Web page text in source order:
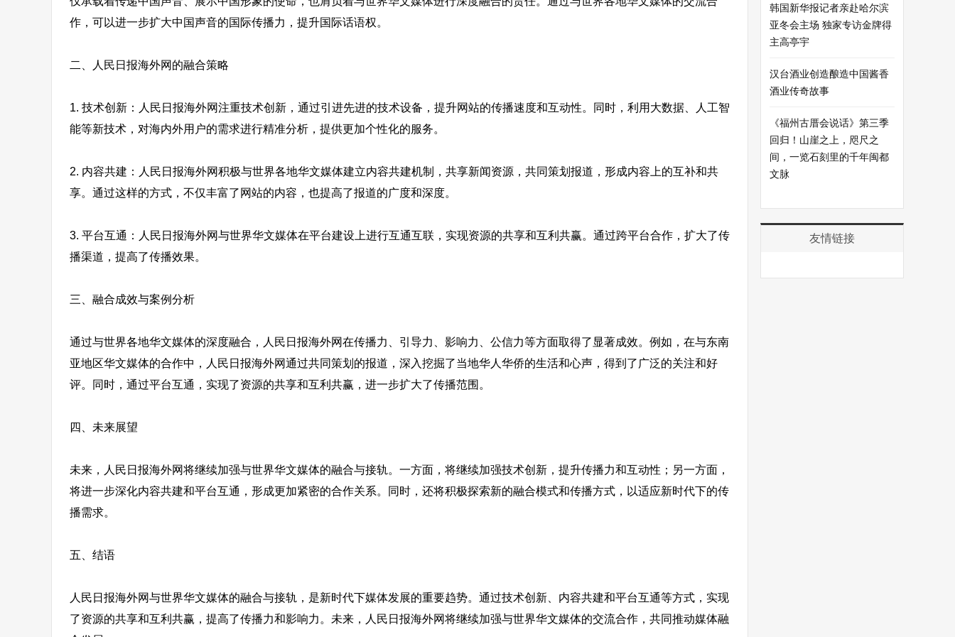
作，可以进一步扩大中国声音的国际传播力，提升国际话语权。
二、人民日报海外网的融合策略
1. 技术创新：人民日报海外网注重技术创新，通过引进先进的技术设备，提升网站的传播速度和互动性。同时，利用大数据、人工智
能等新技术，对海内外用户的需求进行精准分析，提供更加个性化的服务。
2. 内容共建：人民日报海外网积极与世界各地华文媒体建立内容共建机制，共享新闻资源，共同策划报道，形成内容上的互补和共
享。通过这样的方式，不仅丰富了网站的内容，也提高了报道的广度和深度。
3. 平台互通：人民日报海外网与世界华文媒体在平台建设上进行互通互联，实现资源的共享和互利共赢。通过跨平台合作，扩大了传
播渠道，提高了传播效果。
三、融合成效与案例分析
通过与世界各地华文媒体的深度融合，人民日报海外网在传播力、引导力、影响力、公信力等方面取得了显著成效。例如，在与东南
亚地区华文媒体的合作中，人民日报海外网通过共同策划的报道，深入挖掘了当地华人华侨的生活和心声，得到了广泛的关注和好
评。同时，通过平台互通，实现了资源的共享和互利共赢，进一步扩大了传播范围。
四、未来展望
未来，人民日报海外网将继续加强与世界华文媒体的融合与接轨。一方面，将继续加强技术创新，提升传播力和互动性；另一方面，
将进一步深化内容共建和平台互通，形成更加紧密的合作关系。同时，还将积极探索新的融合模式和传播方式，以适应新时代下的传
播需求。
五、结语
人民日报海外网与世界华文媒体的融合与接轨，是新时代下媒体发展的重要趋势。通过技术创新、内容共建和平台互通等方式，实现
了资源的共享和互利共赢，提高了传播力和影响力。未来，人民日报海外网将继续加强与世界华文媒体的交流合作，共同推动媒体融
韩国新华报记者亲赴哈尔滨
亚冬会主场 独家专访金牌得
主高亭宇
汉台酒业创造酿造中国酱香
酒业传奇故事
《福州古厝会说话》第三季
回归！山崖之上，咫尺之
间，一览石刻里的千年闽都
文脉
友情链接